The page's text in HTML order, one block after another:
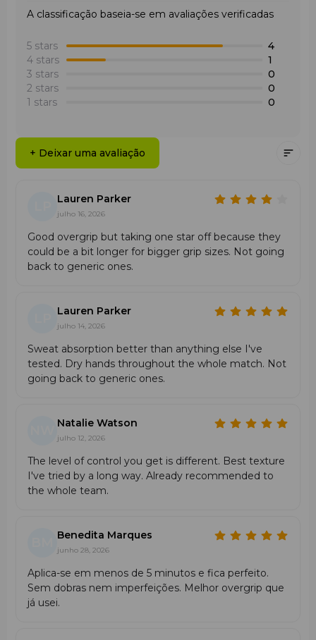
+ Deixar uma avaliação
Lauren Parker
julho 16, 2026
Good overgrip but taking one star off because they
could be a bit longer for bigger grip sizes. Not going
back to generic ones.
Lauren Parker
julho 14, 2026
Sweat absorption better than anything else I've
tested. Dry hands throughout the whole match. Not
going back to generic ones.
Natalie Watson
julho 12, 2026
The level of control you get is different. Best texture
I've tried by a long way. Already recommended to
the whole team.
Benedita Marques
junho 28, 2026
Aplica-se em menos de 5 minutos e fica perfeito.
Sem dobras nem imperfeições. Melhor overgrip que
já usei.
A classificação baseia-se em avaliações verificadas
5 stars
4
4 stars
1
3 stars
0
2 stars
0
1 stars
0